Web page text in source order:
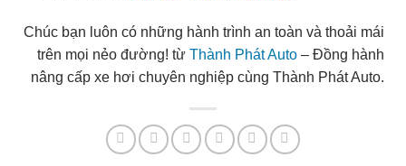
Chúc bạn luôn có những hành trình an toàn và thoải mái
trên mọi nẻo đường! từ Thành Phát Auto – Đồng hành
nâng cấp xe hơi chuyên nghiệp cùng Thành Phát Auto.